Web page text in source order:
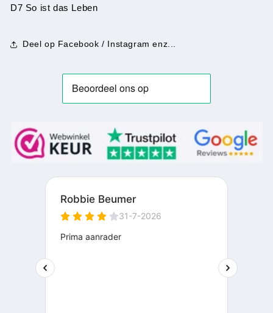
D7 So ist das Leben
Deel op Facebook / Instagram enz...